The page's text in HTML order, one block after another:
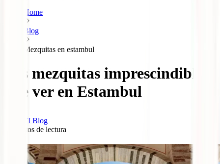
Home
Blog
Mezquitas en estambul
Las mezquitas imprescindibles
que ver en Estambul
IATI Blog
minutos de lectura